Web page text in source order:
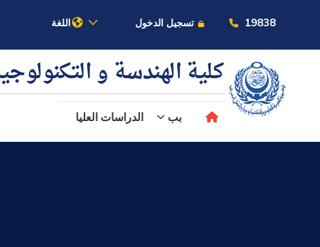
19838 تسجيل الدخول اللغة
كلية الهندسة و
بب الدراسات العليا